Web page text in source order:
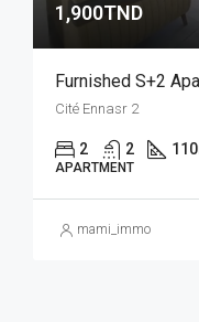
1,900TND
Furnished S+2
Cité Ennasr 2
2 2 110
APARTMENT
mami_immo